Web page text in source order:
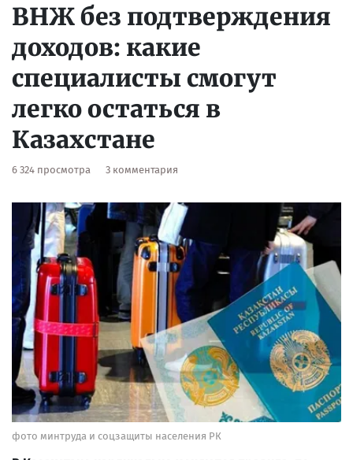
ВНЖ без подтверждения
доходов: какие
специалисты смогут
легко остаться в
Казахстане
6 324 просмотра 3 комментария
фото минтруда и соцзащиты населения РК